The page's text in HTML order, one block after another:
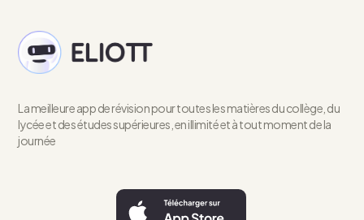
La meilleure app de révision pour toutes les matières du collège, du
lycée et des études supérieures, en illimité et à tout moment de la
journée